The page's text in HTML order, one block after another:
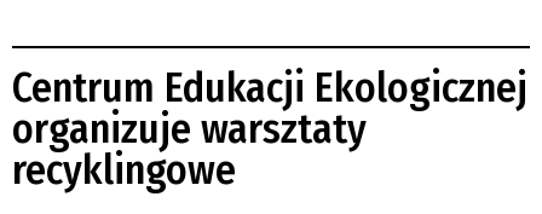
Centrum Edukacji Ekologicznej
organizuje warsztaty
recyklingowe